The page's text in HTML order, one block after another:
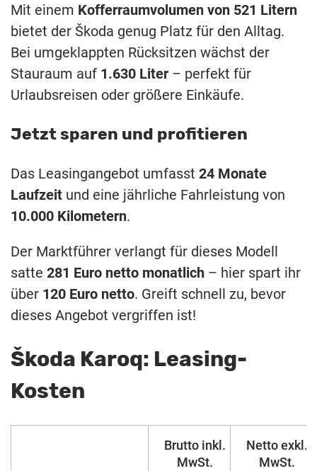
Mit einem Kofferraumvolumen von 521 Litern
bietet der Škoda genug Platz für den Alltag.
Bei umgeklappten Rücksitzen wächst der
Stauraum auf 1.630 Liter – perfekt für
Urlaubsreisen oder größere Einkäufe.
Jetzt sparen und profitieren
Das Leasingangebot umfasst 24 Monate
Laufzeit und eine jährliche Fahrleistung von
10.000 Kilometern.
Der Marktführer verlangt für dieses Modell
satte 281 Euro netto monatlich – hier spart ihr
über 120 Euro netto. Greift schnell zu, bevor
dieses Angebot vergriffen ist!
Škoda Karoq: Leasing-
Kosten
Brutto inkl.
MwSt.
Netto exkl.
MwSt.